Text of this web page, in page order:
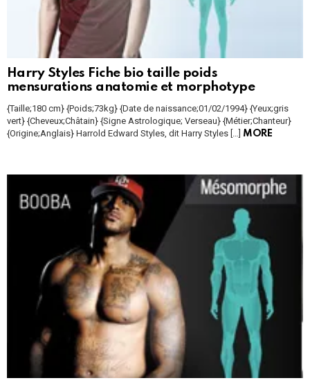
Harry Styles Fiche bio taille poids
mensurations anatomie et morphotype
{Taille;180 cm} {Poids;73kg} {Date de naissance;01/02/1994} {Yeux;gris
vert} {Cheveux;Châtain} {Signe Astrologique; Verseau} {Métier;Chanteur}
{Origine;Anglais} Harrold Edward Styles, dit Harry Styles […] MORE